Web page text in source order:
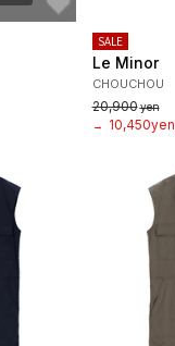
SALE
Le Minor
CHOUCHOU
20,900yen
→
10,450yen